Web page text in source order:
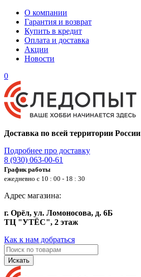
О компании
Гарантия и возврат
Купить в кредит
Оплата и доставка
Акции
Новости
0
Доставка по всей территории России
Подробнее про доставку
8 (930) 063-00-61
График работы
ежедневно с 10 : 00 - 18 : 30
Адрес магазина:
г. Орёл, ул. Ломоносова, д. 6Б
ТЦ "УТЁС", 2 этаж
Как к нам добраться
Искать